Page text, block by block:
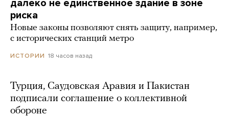
далеко не единственное здание в зоне
риска
Новые законы позволяют снять защиту, например,
с исторических станций метро
ИСТОРИИ 18 часов назад
Турция, Саудовская Аравия и Пакистан
подписали соглашение о коллективной
обороне